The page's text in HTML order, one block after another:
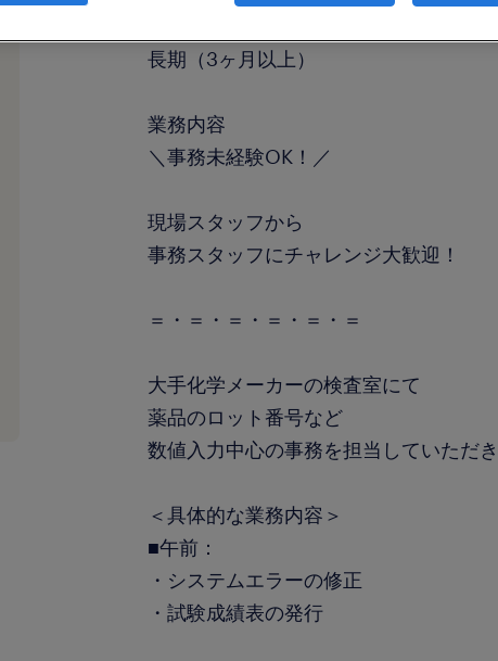
長期（3ヶ月以上）
業務内容
＼事務未経験OK！／
現場スタッフから
事務スタッフにチャレンジ大歓迎！
＝・＝・＝・＝・＝・＝
大手化学メーカーの検査室にて
薬品のロット番号など
数値入力中心の事務を担当していただ
＜具体的な業務内容＞
■午前：
・システムエラーの修正
・試験成績表の発行